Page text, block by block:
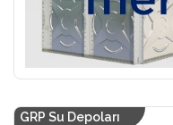
GRP Su Depoları